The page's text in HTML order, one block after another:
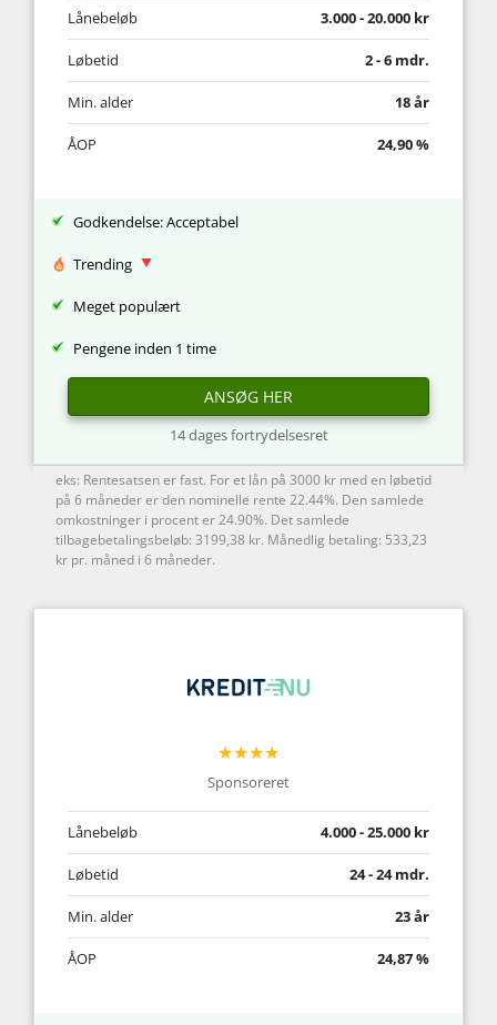
Lånebeløb 3.000 - 20.000 kr
Løbetid 2 - 6 mdr.
Min. alder 18 år
ÅOP 24,90 %
Godkendelse: Acceptabel
Trending
Meget populært
Pengene inden 1 time
ANSØG HER
14 dages fortrydelsesret
eks: Rentesatsen er fast. For et lån på 3000 kr med en løbetid
på 6 måneder er den nominelle rente 22.44%. Den samlede
omkostninger i procent er 24.90%. Det samlede
tilbagebetalingsbeløb: 3199,38 kr. Månedlig betaling: 533,23
kr pr. måned i 6 måneder.
★★★★
Sponsoreret
Lånebeløb 4.000 - 25.000 kr
Løbetid 24 - 24 mdr.
Min. alder 23 år
ÅOP 24,87 %